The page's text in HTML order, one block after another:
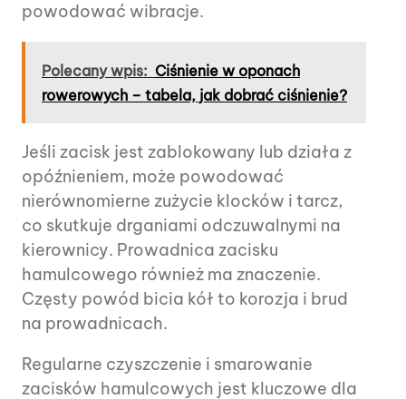
powodować wibracje.
Polecany wpis: Ciśnienie w oponach
rowerowych – tabela, jak dobrać ciśnienie?
Jeśli zacisk jest zablokowany lub działa z
opóźnieniem, może powodować
nierównomierne zużycie klocków i tarcz,
co skutkuje drganiami odczuwalnymi na
kierownicy. Prowadnica zacisku
hamulcowego również ma znaczenie.
Częsty powód bicia kół to korozja i brud
na prowadnicach.
Regularne czyszczenie i smarowanie
zacisków hamulcowych jest kluczowe dla